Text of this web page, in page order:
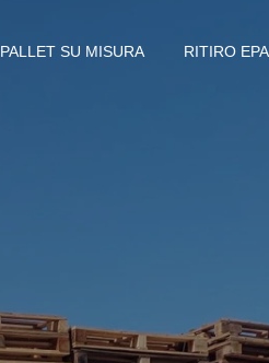
PALLET SU MISURA RITIRO